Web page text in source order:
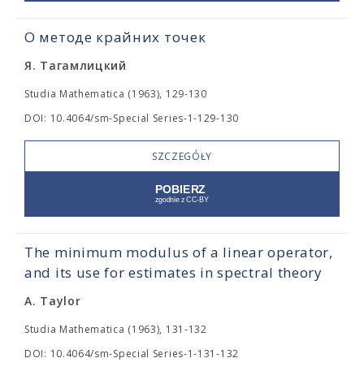
О методе крайних точек
Я. Тагамлицкий
Studia Mathematica (1963), 129-130
DOI: 10.4064/sm-Special Series-1-129-130
SZCZEGÓŁY
The minimum modulus of a linear operator,
and its use for estimates in spectral theory
A. Taylor
Studia Mathematica (1963), 131-132
DOI: 10.4064/sm-Special Series-1-131-132